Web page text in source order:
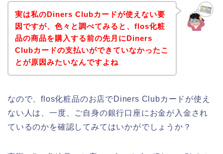
実は私のDiners Clubカードが使えない要
因ですが、色々と調べてみると、flos化粧
品の商品を購入する前の先月にDiners
Clubカードの支払いができていなかったこ
とが原因みたいなんですよね
なので、flos化粧品のお店でDiners Clubカードが使え
ない人は、一度、ご自身の銀行口座にお金が入金され
ているのかを確認してみてはいかがでしょうか？